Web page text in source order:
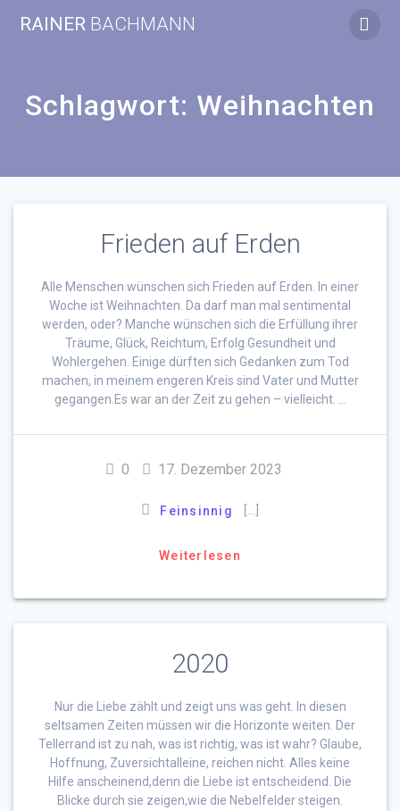
RAINER BACHMANN
Schlagwort: Weihnachten
Frieden auf Erden
Alle Menschen wünschen sich Frieden auf Erden. In einer
Woche ist Weihnachten. Da darf man mal sentimental
werden, oder? Manche wünschen sich die Erfüllung ihrer
Träume, Glück, Reichtum, Erfolg.Gesundheit und
Wohlergehen. Einige dürften sich Gedanken zum Tod
machen, in meinem engeren Kreis sind Vater und Mutter
gegangen.Es war an der Zeit zu gehen – vielleicht. …
0 17. Dezember 2023
Feinsinnig
Weiterlesen
2020
Nur die Liebe zählt und zeigt uns was geht. In diesen
seltsamen Zeiten müssen wir die Horizonte weiten. Der
Tellerrand ist zu nah, was ist richtig, was ist wahr? Glaube,
Hoffnung, Zuversichtalleine, reichen nicht. Alles keine
Hilfe anscheinend,denn die Liebe ist entscheidend. Die
Blicke durch sie zeigen,wie die Nebelfelder steigen.